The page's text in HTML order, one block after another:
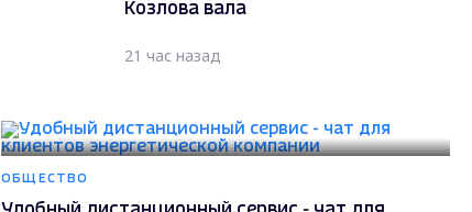
Козлова вала
21 час назад
ОБЩЕСТВО